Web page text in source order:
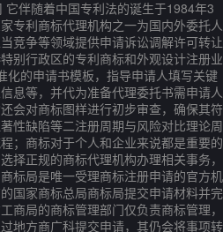
伴随着中国专利法的诞生于1984年3
专利商标代理机构之一为国内外委托人
竞争等领域提供申请诉讼调解许可转让
别行政区的专利商标和外观设计注册业
化的申请书模板，指导申请人填写关键
息等，并代为准备代理委托书需申请人
会对商标图样进行初步审查，确保其符
性缺陷等二注册周期与风险对比理论周
；商标对于个人和企业来说都是重要的
择正规的商标代理机构办理相关事务，
标局是唯一受理商标注册申请的官方机
国家商标总局商标局提交申请材料并完
商局的商标管理部门仅负责商标管理，
地方商广科提交申请，其仍会将事项转